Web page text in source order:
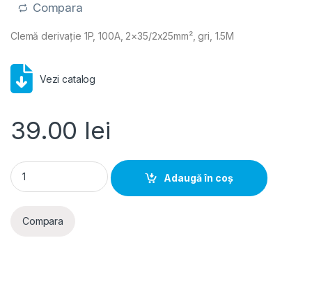
Compara
Clemă derivație 1P, 100A, 2×35/2x25mm², gri, 1.5M
Vezi catalog
39.00 lei
Hager- Bloc distributie 1P, 100A, 2x35/2x25mm², gri, 1.5M
Adaugă în coș
Compara